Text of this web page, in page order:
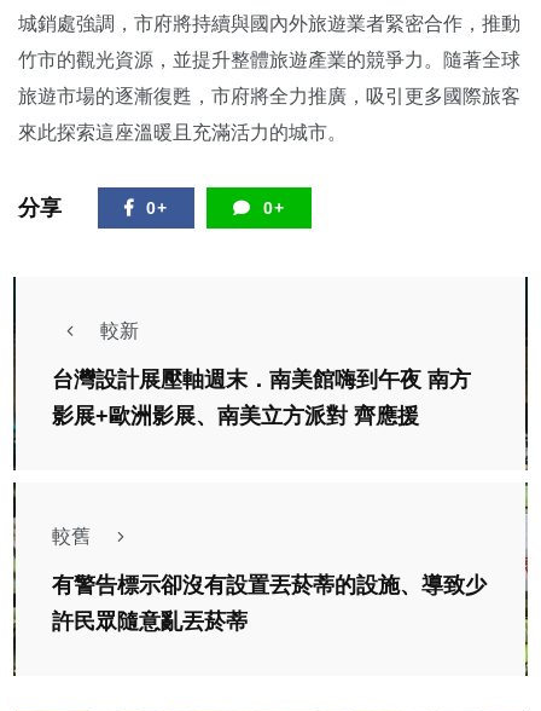
城銷處強調，市府將持續與國內外旅遊業者緊密合作，推動
竹市的觀光資源，並提升整體旅遊產業的競爭力。隨著全球
旅遊市場的逐漸復甦，市府將全力推廣，吸引更多國際旅客
來此探索這座溫暖且充滿活力的城市。
分享 0+ 0+
較新
台灣設計展壓軸週末．南美館嗨到午夜 南方
影展+歐洲影展、南美立方派對 齊應援
較舊
有警告標示卻沒有設置丟菸蒂的設施、導致少
許民眾隨意亂丟菸蒂